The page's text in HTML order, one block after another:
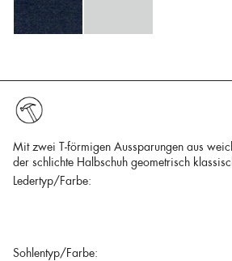
Mit zwei T-förmigen Aussparungen aus
der schlichte Halbschuh geometrisch
Ledertyp/Farbe:
Sohlentyp/Farbe: